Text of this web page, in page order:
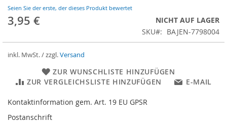
Bildergalerie
springen
Seien Sie der erste, der dieses Produkt bewertet
3,95 €
NICHT AUF LAGER
SKU
BAJEN-7798004
inkl. MwSt. / zzgl.Versand
ZUR WUNSCHLISTE HINZUFÜGEN
ZUR VERGLEICHSLISTE HINZUFÜGEN
E-MAIL
Kontaktinformation gem. Art. 19 EU GPSR
Postanschrift